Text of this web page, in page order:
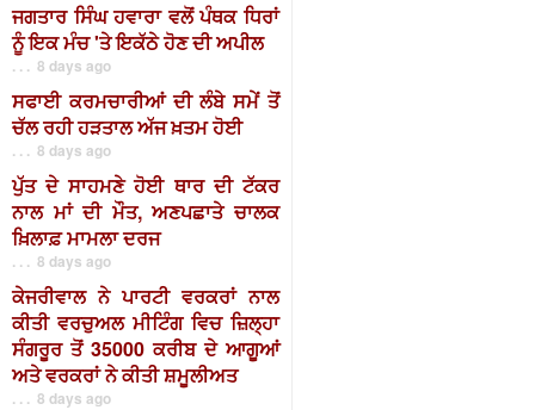
ਜਗਤਾਰ ਸਿੰਘ ਹਵਾਰਾ ਵਲੋਂ ਪੰਥਕ ਧਿਰਾਂ
ਨੂੰ ਇਕ ਮੰਚ 'ਤੇ ਇਕੱਠੇ ਹੋਣ ਦੀ ਅਪੀਲ
. . . 8 days ago
ਸਫਾਈ ਕਰਮਚਾਰੀਆਂ ਦੀ ਲੰਬੇ ਸਮੇਂ ਤੋਂ
ਚੱਲ ਰਹੀ ਹੜਤਾਲ ਅੱਜ ਖ਼ਤਮ ਹੋਈ
. . . 8 days ago
ਪੁੱਤ ਦੇ ਸਾਹਮਣੇ ਹੋਈ ਥਾਰ ਦੀ ਟੱਕਰ
ਨਾਲ ਮਾਂ ਦੀ ਮੌਤ, ਅਣਪਛਾਤੇ ਚਾਲਕ
ਖ਼ਿਲਾਫ਼ ਮਾਮਲਾ ਦਰਜ
. . . 8 days ago
ਕੇਜਰੀਵਾਲ ਨੇ ਪਾਰਟੀ ਵਰਕਰਾਂ ਨਾਲ
ਕੀਤੀ ਵਰਚੁਅਲ ਮੀਟਿੰਗ ਵਿਚ ਜ਼ਿਲ੍ਹਾ
ਸੰਗਰੂਰ ਤੋਂ 35000 ਕਰੀਬ ਦੇ ਆਗੂਆਂ
ਅਤੇ ਵਰਕਰਾਂ ਨੇ ਕੀਤੀ ਸ਼ਮੂਲੀਅਤ
. . . 8 days ago